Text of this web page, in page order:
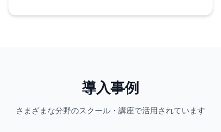
導入事例
さまざまな分野のスクール・講座で活用されています